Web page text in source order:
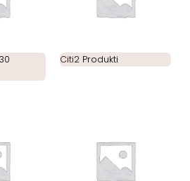
30
Citi2 Produkti